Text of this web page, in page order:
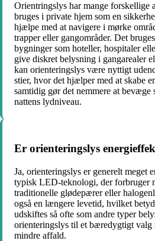
Orientringslys har mange forskellige
bruges i private hjem som en
hjælpe med at navigere i mørke
trapper eller gangområder. Det
bygninger som hoteller, hospitaler
give diskret belysning i gangarealer
kan orienteringslys være nyttigt
stier, hvor det hjælper med at skabe
samtidig gør det nemmere at bevæge
nattens lydniveau.
Er orienteringslys
Ja, orienteringslys er generelt meget
typisk LED-teknologi, der forbruger
traditionelle glødepærer eller
også en længere levetid, hvilket
udskiftes så ofte som andre typer
orienteringslys til et bæredygtigt valg
mindre affald.